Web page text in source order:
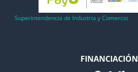
Superintendencia de Industria y Comercio
FINANCIACIÓN